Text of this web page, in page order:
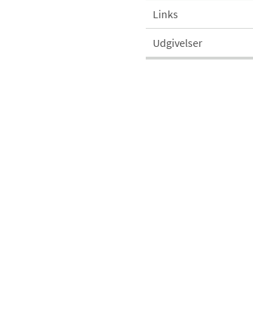
Links
Udgivelser